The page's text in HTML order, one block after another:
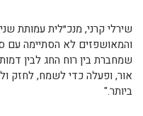
שירלי קרני, מנכ״לית עמותת
והמאושפזים לא הסתיימה עם
שמחברת בין רוח החג לבין
אור, ופעלה כדי לשמח, לחזק
ביותר."